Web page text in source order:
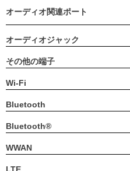
オーディオ関連ポート
オーディオジャック
その他の端子
Wi-Fi
Bluetooth
Bluetooth®
WWAN
LTE